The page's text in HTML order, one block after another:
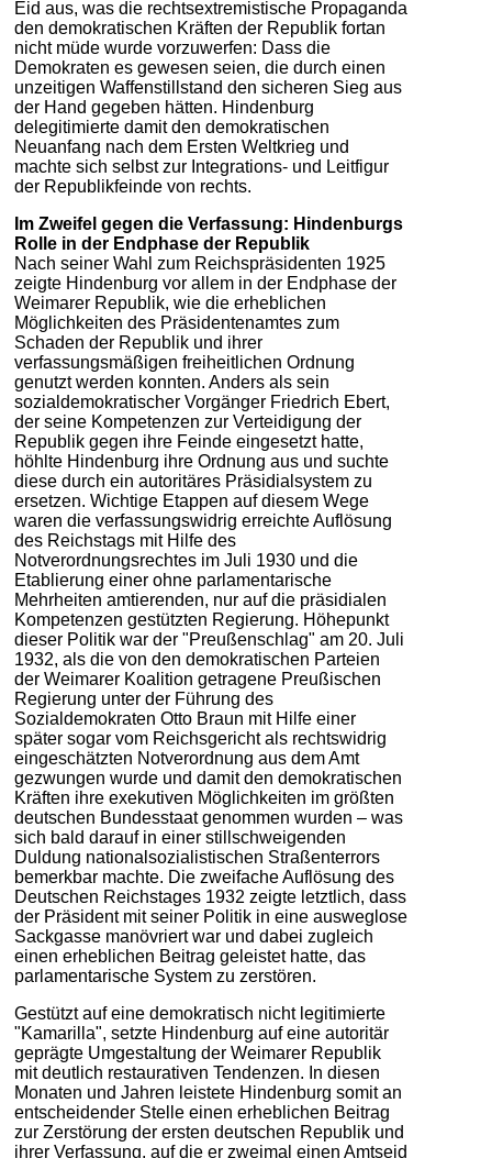
Eid aus, was die rechtsextremistische Propaganda
den demokratischen Kräften der Republik fortan
nicht müde wurde vorzuwerfen: Dass die
Demokraten es gewesen seien, die durch einen
unzeitigen Waffenstillstand den sicheren Sieg aus
der Hand gegeben hätten. Hindenburg
delegitimierte damit den demokratischen
Neuanfang nach dem Ersten Weltkrieg und
machte sich selbst zur Integrations- und Leitfigur
der Republikfeinde von rechts.
Im Zweifel gegen die Verfassung: Hindenburgs
Rolle in der Endphase der Republik
Nach seiner Wahl zum Reichspräsidenten 1925
zeigte Hindenburg vor allem in der Endphase der
Weimarer Republik, wie die erheblichen
Möglichkeiten des Präsidentenamtes zum
Schaden der Republik und ihrer
verfassungsmäßigen freiheitlichen Ordnung
genutzt werden konnten. Anders als sein
sozialdemokratischer Vorgänger Friedrich Ebert,
der seine Kompetenzen zur Verteidigung der
Republik gegen ihre Feinde eingesetzt hatte,
höhlte Hindenburg ihre Ordnung aus und suchte
diese durch ein autoritäres Präsidialsystem zu
ersetzen. Wichtige Etappen auf diesem Wege
waren die verfassungswidrig erreichte Auflösung
des Reichstags mit Hilfe des
Notverordnungsrechtes im Juli 1930 und die
Etablierung einer ohne parlamentarische
Mehrheiten amtierenden, nur auf die präsidialen
Kompetenzen gestützten Regierung. Höhepunkt
dieser Politik war der "Preußenschlag" am 20. Juli
1932, als die von den demokratischen Parteien
der Weimarer Koalition getragene Preußischen
Regierung unter der Führung des
Sozialdemokraten Otto Braun mit Hilfe einer
später sogar vom Reichsgericht als rechtswidrig
eingeschätzten Notverordnung aus dem Amt
gezwungen wurde und damit den demokratischen
Kräften ihre exekutiven Möglichkeiten im größten
deutschen Bundesstaat genommen wurden – was
sich bald darauf in einer stillschweigenden
Duldung nationalsozialistischen Straßenterrors
bemerkbar machte. Die zweifache Auflösung des
Deutschen Reichstages 1932 zeigte letztlich, dass
der Präsident mit seiner Politik in eine ausweglose
Sackgasse manövriert war und dabei zugleich
einen erheblichen Beitrag geleistet hatte, das
parlamentarische System zu zerstören.
Gestützt auf eine demokratisch nicht legitimierte
"Kamarilla", setzte Hindenburg auf eine autoritär
geprägte Umgestaltung der Weimarer Republik
mit deutlich restaurativen Tendenzen. In diesen
Monaten und Jahren leistete Hindenburg somit an
entscheidender Stelle einen erheblichen Beitrag
zur Zerstörung der ersten deutschen Republik und
ihrer Verfassung, auf die er zweimal einen Amtseid